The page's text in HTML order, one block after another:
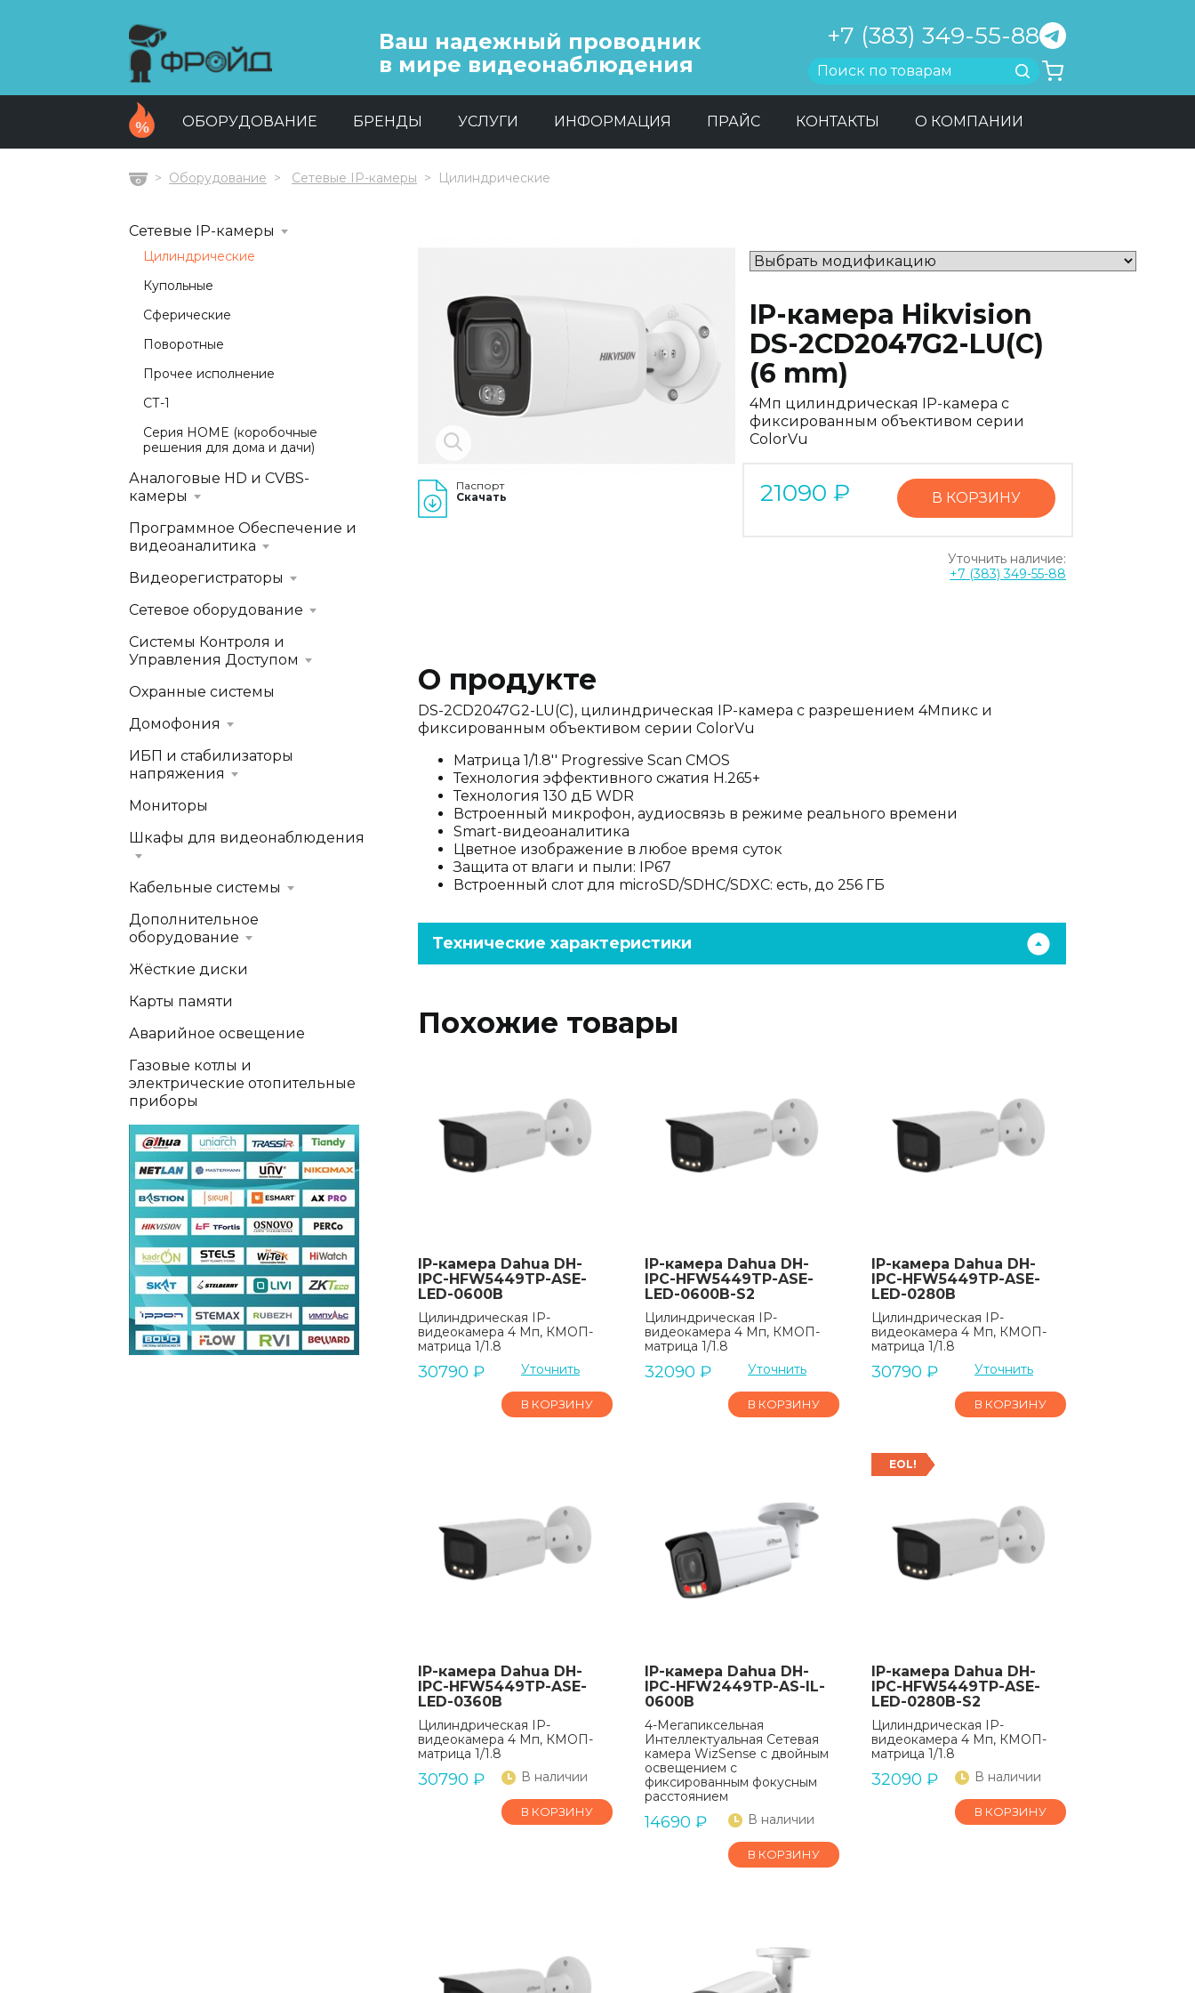
Ваш надежный проводник
в мире видеонаблюдения
+7 (383) 349-55-88
Найти
ОБОРУДОВАНИЕ БРЕНДЫ УСЛУГИ ИНФОРМАЦИЯ ПРАЙС КОНТАКТЫ О КОМПАНИИ
ГлавнаяОборудование Сетевые IP-камеры Цилиндрические
Паспорт
Скачать
IP-камера Hikvision
DS-2CD2047G2-LU(C)
(6 mm)
4Мп цилиндрическая IP-камера с
фиксированным объективом серии
ColorVu
21090 ₽ В КОРЗИНУ
Уточнить наличие:
+7 (383) 349-55-88
О продукте
DS-2CD2047G2-LU(C), цилиндрическая IP-камера с разрешением 4Мпикс и
фиксированным объективом серии ColorVu
Матрица 1/1.8'' Progressive Scan CMOS
Технология эффективного сжатия H.265+
Технология 130 дБ WDR
Встроенный микрофон, аудиосвязь в режиме реального времени
Smart-видеоаналитика
Цветное изображение в любое время суток
Защита от влаги и пыли: IP67
Встроенный слот для microSD/SDHC/SDXC: есть, до 256 ГБ
Технические характеристики
Похожие товары
IP-камера Dahua DH-
IPC-HFW5449TP-ASE-
LED-0600B
Цилиндрическая IP-
видеокамера 4 Мп, КМОП-
матрица 1/1.8
30790 ₽ Уточнить
В КОРЗИНУ
IP-камера Dahua DH-
IPC-HFW5449TP-ASE-
LED-0600B-S2
Цилиндрическая IP-
видеокамера 4 Мп, КМОП-
матрица 1/1.8
32090 ₽ Уточнить
В КОРЗИНУ
IP-камера Dahua DH-
IPC-HFW5449TP-ASE-
LED-0280B
Цилиндрическая IP-
видеокамера 4 Мп, КМОП-
матрица 1/1.8
30790 ₽ Уточнить
В КОРЗИНУ
IP-камера Dahua DH-
IPC-HFW5449TP-ASE-
LED-0360B
Цилиндрическая IP-
видеокамера 4 Мп, КМОП-
матрица 1/1.8
30790 ₽ В наличии
В КОРЗИНУ
IP-камера Dahua DH-
IPC-HFW2449TP-AS-IL-
0600B
4-Мегапиксельная
Интеллектуальная Сетевая
камера WizSense с двойным
освещением с
фиксированным фокусным
расстоянием
14690 ₽ В наличии
В КОРЗИНУ
EOL!
IP-камера Dahua DH-
IPC-HFW5449TP-ASE-
LED-0280B-S2
Цилиндрическая IP-
видеокамера 4 Мп, КМОП-
матрица 1/1.8
32090 ₽ В наличии
В КОРЗИНУ
Сетевые IP-камеры
Цилиндрические
Купольные
Сферические
Поворотные
Прочее исполнение
СТ-1
Серия HOME (коробочные
решения для дома и дачи)
Аналоговые HD и CVBS-
камеры
Программное Обеспечение и
видеоаналитика
Видеорегистраторы
Сетевое оборудование
Системы Контроля и
Управления Доступом
Охранные системы
Домофония
ИБП и стабилизаторы
напряжения
Мониторы
Шкафы для видеонаблюдения
Кабельные системы
Дополнительное
оборудование
Жёсткие диски
Карты памяти
Аварийное освещение
Газовые котлы и
электрические отопительные
приборы